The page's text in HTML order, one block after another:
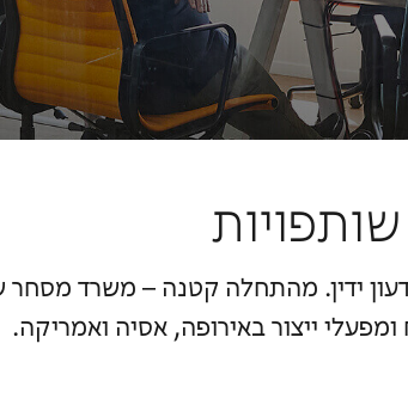
על ידי יערה וגדעון ידין. מהתחלה קטנה – משרד
ייצור באירופה, אסיה ואמריקה.